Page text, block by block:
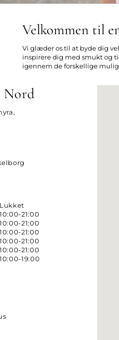
Velkommen til
Vi glæder os til at byde dig
inspirere dig med smukt og
igennem de forskellige
Nord
Lukket
10:00-21:00
10:00-21:00
10:00-21:00
10:00-21:00
10:00-21:00
10:00-19:00